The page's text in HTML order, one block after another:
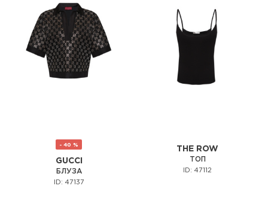
- 40 %
GUCCI
БЛУЗА
ID: 47137
THE ROW
ТОП
ID: 47112